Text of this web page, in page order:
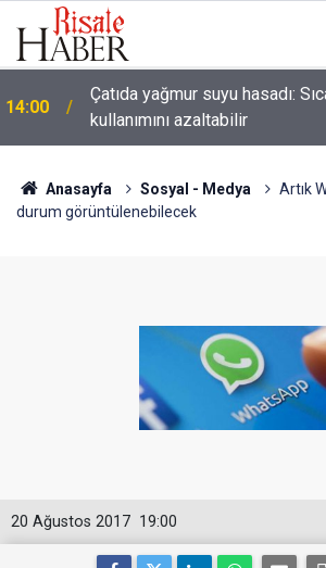
14:00
Çatıda yağmur suyu hasadı:
kullanımını azaltabilir
Anasayfa Sosyal - Medya
Artık
durum görüntülenebilecek
19:00
20 Ağustos 2017